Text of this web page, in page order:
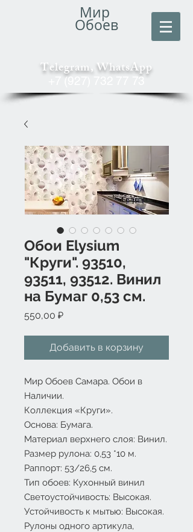
Мир
Обоев
Telegram, WhatsApp
+7 (927) 732 77 73
Обои Elysium
"Круги". 93510,
93511, 93512. Винил
на Бумаг 0,53 см.
550,00 ₽Цена
Добавить в корзину
Мир Обоев Самара. Обои в
Наличии.
Коллекция «Круги».
Основа: Бумага.
Материал верхнего слоя: Винил.
Размер рулона: 0,53 *10 м.
Раппорт: 53/26,5 см.
Тип обоев: Кухонный винил
Светоустойчивость: Высокая.
Устойчивость к мытью: Высокая.
Рулоны одного артикула,